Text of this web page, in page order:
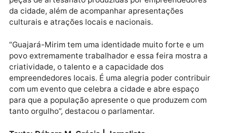
Publicidade
conhecer produtos, serviços, gastronomia regional e
peças de artesanato produzidas por
da cidade, além de acompanhar apresentações
culturais e atrações locais e nacionais.
“Guajará-Mirim tem uma identidade muito forte e um